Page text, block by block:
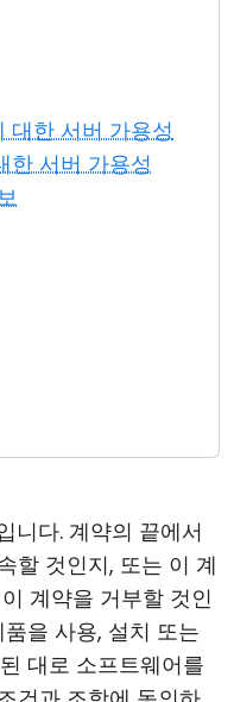
대한 서버 가용성
한 서버 가용성
니다. 계약의 끝에서
할 것인지, 또는 이 계
계약을 거부할 것인
을 사용, 설치 또는
대로 소프트웨어를